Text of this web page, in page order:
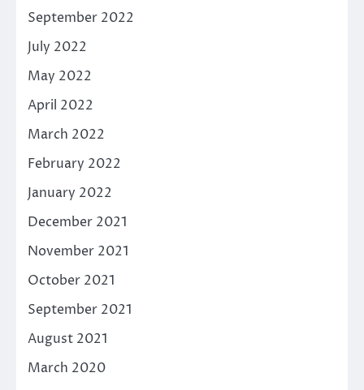
September 2022
July 2022
May 2022
April 2022
March 2022
February 2022
January 2022
December 2021
November 2021
October 2021
September 2021
August 2021
March 2020